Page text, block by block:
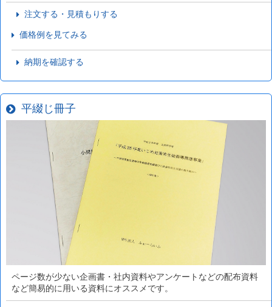
注文する・見積もりする
価格例を見てみる
納期を確認する
平綴じ冊子
ページ数が少ない企画書・社内資料やアンケートなどの配布資料
など簡易的に用いる資料にオススメです。